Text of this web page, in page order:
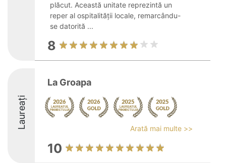
plăcut. Această unitate reprezintă un
reper al ospitalității locale, remarcându-
se datorită ...
8
Laureați
La Groapa
Arată mai multe >>
10